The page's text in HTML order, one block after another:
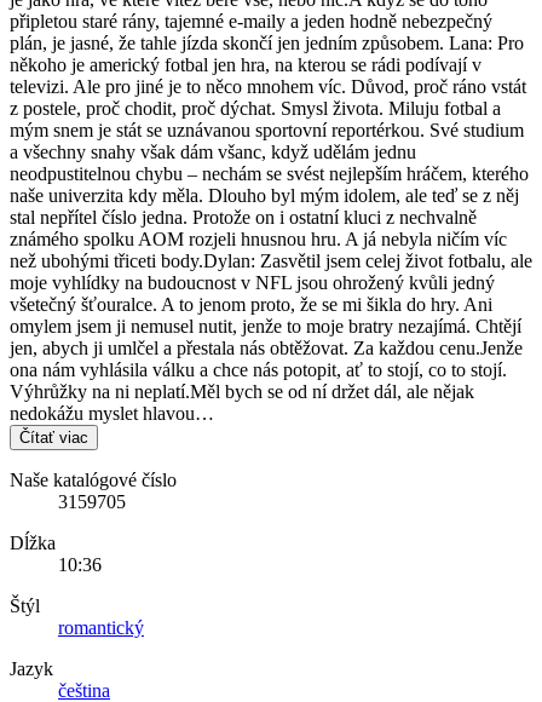
připletou staré rány, tajemné e-maily a jeden hodně nebezpečný
plán, je jasné, že tahle jízda skončí jen jedním způsobem. Lana: Pro
někoho je americký fotbal jen hra, na kterou se rádi podívají v
televizi. Ale pro jiné je to něco mnohem víc. Důvod, proč ráno vstát
z postele, proč chodit, proč dýchat. Smysl života. Miluju fotbal a
mým snem je stát se uznávanou sportovní reportérkou. Své studium
a všechny snahy však dám všanc, když udělám jednu
neodpustitelnou chybu – nechám se svést nejlepším hráčem, kterého
naše univerzita kdy měla. Dlouho byl mým idolem, ale teď se z něj
stal nepřítel číslo jedna. Protože on i ostatní kluci z nechvalně
známého spolku AOM rozjeli hnusnou hru. A já nebyla ničím víc
než ubohými třiceti body.Dylan: Zasvětil jsem celej život fotbalu, ale
moje vyhlídky na budoucnost v NFL jsou ohrožený kvůli jedný
všetečný šťouralce. A to jenom proto, že se mi šikla do hry. Ani
omylem jsem ji nemusel nutit, jenže to moje bratry nezajímá. Chtějí
jen, abych ji umlčel a přestala nás obtěžovat. Za každou cenu.Jenže
ona nám vyhlásila válku a chce nás potopit, ať to stojí, co to stojí.
Výhrůžky na ni neplatí.Měl bych se od ní držet dál, ale nějak
nedokážu myslet hlavou…
Čítať viac
Naše katalógové číslo
3159705
Dĺžka
10:36
Štýl
romantický
Jazyk
čeština